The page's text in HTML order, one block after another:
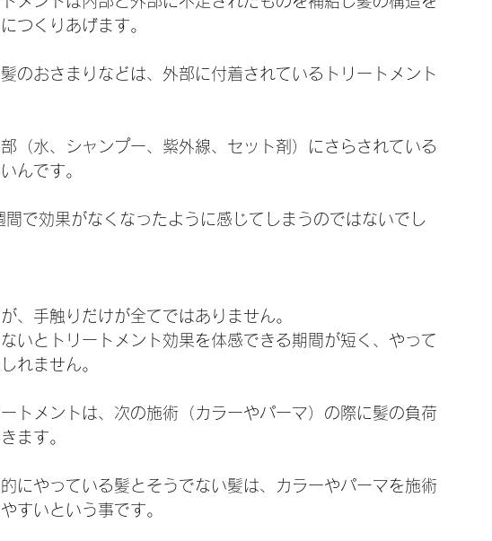
つくりあげます。
のおさまりなどは、外部に付着されているトリートメント
（水、シャンプー、紫外線、セット剤）にさらされている
んです。
で効果がなくなったように感じてしまうのではないでし
、手触りだけが全てではありません。
いとトリートメント効果を体感できる期間が短く、やって
れません。
トメントは、次の施術（カラーやパーマ）の際に髪の負荷
ます。
にやっている髪とそうでない髪は、カラーやパーマを施術
すいという事です。